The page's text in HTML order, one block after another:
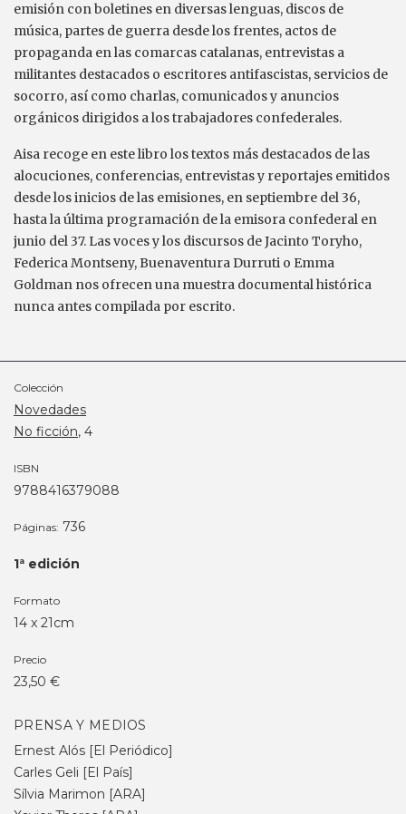
emisión con boletines en diversas lenguas, discos de
música, partes de guerra desde los frentes, actos de
propaganda en las comarcas catalanas, entrevistas a
militantes destacados o escritores antifascistas, servicios de
socorro, así como charlas, comunicados y anuncios
orgánicos dirigidos a los trabajadores confederales.
Aisa recoge en este libro los textos más destacados de las
alocuciones, conferencias, entrevistas y reportajes emitidos
desde los inicios de las emisiones, en septiembre del 36,
hasta la última programación de la emisora confederal en
junio del 37. Las voces y los discursos de Jacinto Toryho,
Federica Montseny, Buenaventura Durruti o Emma
Goldman nos ofrecen una muestra documental histórica
nunca antes compilada por escrito.
Colección
Novedades
No ficción, 4
ISBN
9788416379088
Páginas: 736
1ª edición
Formato
14 x 21cm
Precio
23,50 €
PRENSA Y MEDIOS
Ernest Alós [El Periódico]
Carles Geli [El País]
Sílvia Marimon [ARA]